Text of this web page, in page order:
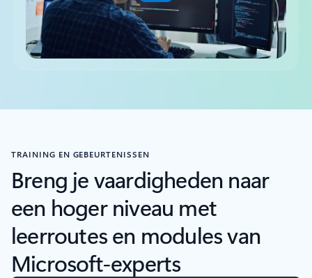
TRAINING EN GEBEURTENISSEN
Breng je vaardigheden naar
een hoger niveau met
leerroutes en modules van
Microsoft-experts